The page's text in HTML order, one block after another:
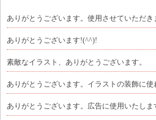
ありがとうございます。使用させていただき
ありがとうございます!(^^)!
素敵なイラスト、ありがとうございます。
ありがとうございます。イラストの装飾に使
ありがとうございます。広告に使用いたしま